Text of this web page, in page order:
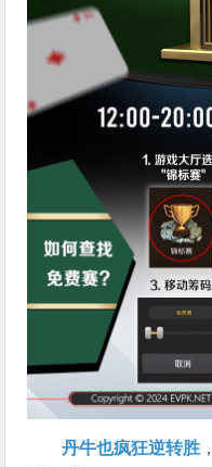
丹牛也疯狂逆转胜 ，